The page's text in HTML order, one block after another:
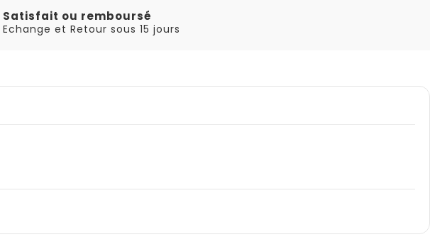
Satisfait ou remboursé
Echange et Retour sous 15 jours